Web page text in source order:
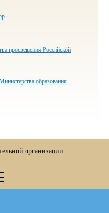
просвещения Российской
образования
организации